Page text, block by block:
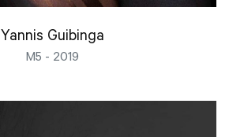
Yannis Guibinga
M5 - 2019